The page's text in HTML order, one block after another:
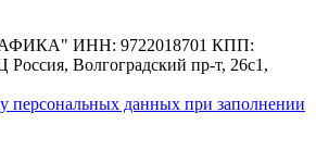
ИНН: 9722018701 КПП:
Волгоградский пр-т, 26с1,
персональных данных при заполнении